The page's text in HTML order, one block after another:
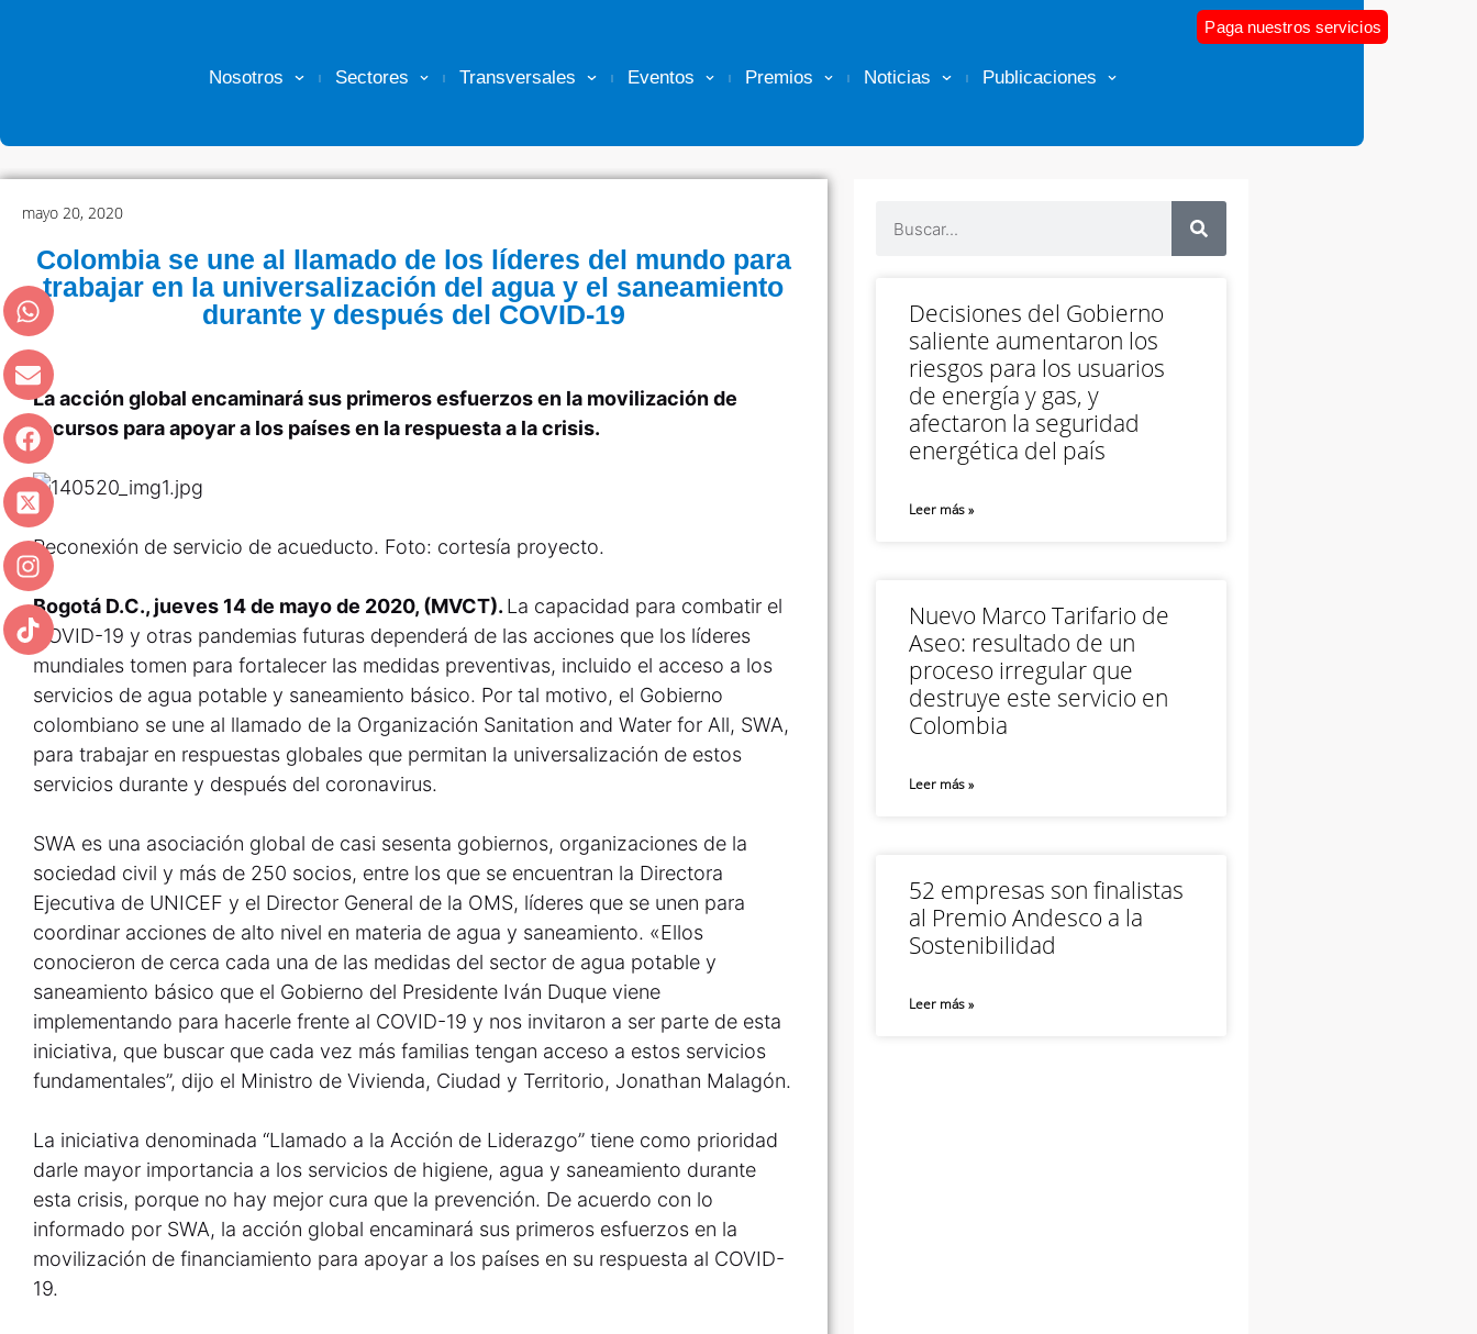
Nosotros Sectores Transversales Eventos Premios Noticias Publicaciones
Paga nuestros servicios
mayo 20, 2020
Colombia se une al llamado de los líderes del mundo para
trabajar en la universalización del agua y el saneamiento
durante y después del COVID-19
La acción global encaminará sus primeros esfuerzos en la movilización de
recursos para apoyar a los países en la respuesta a la crisis.
Reconexión de servicio de acueducto. Foto: cortesía proyecto.
Bogotá D.C., jueves 14 de mayo de 2020, (MVCT). La capacidad para combatir el
COVID-19 y otras pandemias futuras dependerá de las acciones que los líderes
mundiales tomen para fortalecer las medidas preventivas, incluido el acceso a los
servicios de agua potable y saneamiento básico. Por tal motivo, el Gobierno
colombiano se une al llamado de la Organización Sanitation and Water for All, SWA,
para trabajar en respuestas globales que permitan la universalización de estos
servicios durante y después del coronavirus.
SWA es una asociación global de casi sesenta gobiernos, organizaciones de la
sociedad civil y más de 250 socios, entre los que se encuentran la Directora
Ejecutiva de UNICEF y el Director General de la OMS, líderes que se unen para
coordinar acciones de alto nivel en materia de agua y saneamiento. «Ellos
conocieron de cerca cada una de las medidas del sector de agua potable y
saneamiento básico que el Gobierno del Presidente Iván Duque viene
implementando para hacerle frente al COVID-19 y nos invitaron a ser parte de esta
iniciativa, que buscar que cada vez más familias tengan acceso a estos servicios
fundamentales”, dijo el Ministro de Vivienda, Ciudad y Territorio, Jonathan Malagón.
La iniciativa denominada “Llamado a la Acción de Liderazgo” tiene como prioridad
darle mayor importancia a los servicios de higiene, agua y saneamiento durante
esta crisis, porque no hay mejor cura que la prevención. De acuerdo con lo
informado por SWA, la acción global encaminará sus primeros esfuerzos en la
movilización de financiamiento para apoyar a los países en su respuesta al COVID-
19.
Decisiones del Gobierno
saliente aumentaron los
riesgos para los usuarios
de energía y gas, y
afectaron la seguridad
energética del país
Leer más »
Nuevo Marco Tarifario de
Aseo: resultado de un
proceso irregular que
destruye este servicio en
Colombia
Leer más »
52 empresas son finalistas
al Premio Andesco a la
Sostenibilidad
Leer más »